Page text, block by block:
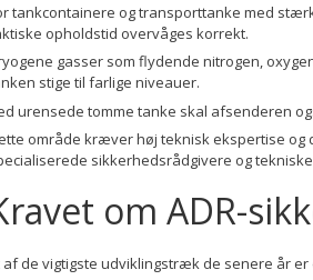
tankcontainere og transporttanke med
opholdstid overvåges korrekt.
gasser som flydende nitrogen,
stige til farlige niveauer.
urensede tomme tanke skal afsenderen
område kræver høj teknisk ekspertise
sikkerhedsrådgivere og
om ADR-
af de vigtigste udviklingstræk de senere år